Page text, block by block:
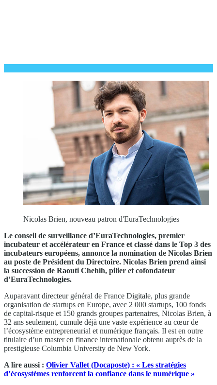
Nicolas Brien, nouveau patron d'EuraTechnologies
Le conseil de surveillance d’EuraTechnologies, premier
incubateur et accélérateur en France et classé dans le Top 3 des
incubateurs européens, annonce la nomination de Nicolas Brien
au poste de Président du Directoire. Nicolas Brien prend ainsi
la succession de Raouti Chehih, pilier et cofondateur
d’EuraTechnologies.
Auparavant directeur général de France Digitale, plus grande
organisation de startups en Europe, avec 2 000 startups, 100 fonds
de capital-risque et 150 grands groupes partenaires, Nicolas Brien, à
32 ans seulement, cumule déjà une vaste expérience au cœur de
l’écosystème entrepreneurial et numérique français. Il est en outre
titulaire d’un master en finance internationale obtenu auprès de la
prestigieuse Columbia University de New York.
A lire aussi : Olivier Vallet (Docaposte) : « Les stratégies
d’écosystèmes renforcent la confiance dans le numérique »